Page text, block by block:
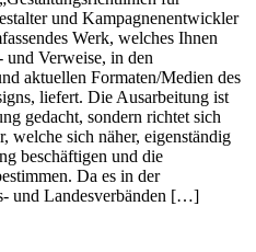
und Kampagnenentwickler
Werk, welches Ihnen
und Verweise, in den
aktuellen Formaten/Medien des
liefert. Die Ausarbeitung ist
gedacht, sondern richtet sich
welche sich näher, eigenständig
beschäftigen und die
Da es in der
und Landesverbänden […]